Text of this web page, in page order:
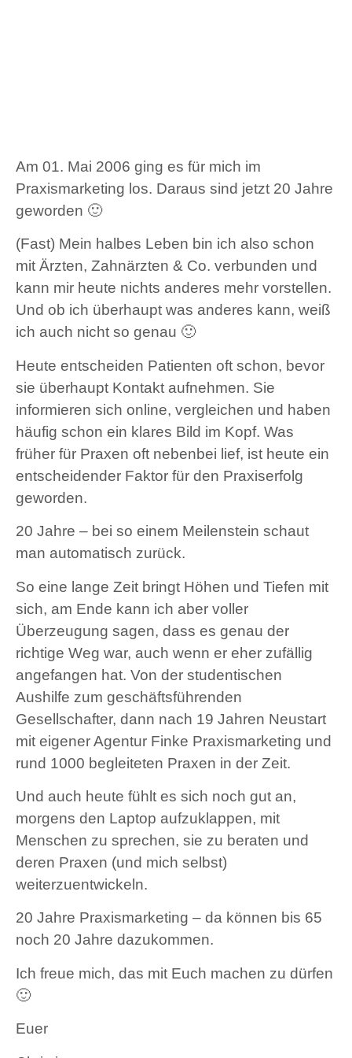
Am 01. Mai 2006 ging es für mich im
Praxismarketing los. Daraus sind jetzt 20 Jahre
geworden 🙂
(Fast) Mein halbes Leben bin ich also schon
mit Ärzten, Zahnärzten & Co. verbunden und
kann mir heute nichts anderes mehr vorstellen.
Und ob ich überhaupt was anderes kann, weiß
ich auch nicht so genau 🙂
Heute entscheiden Patienten oft schon, bevor
sie überhaupt Kontakt aufnehmen. Sie
informieren sich online, vergleichen und haben
häufig schon ein klares Bild im Kopf. Was
früher für Praxen oft nebenbei lief, ist heute ein
entscheidender Faktor für den Praxiserfolg
geworden.
20 Jahre – bei so einem Meilenstein schaut
man automatisch zurück.
So eine lange Zeit bringt Höhen und Tiefen mit
sich, am Ende kann ich aber voller
Überzeugung sagen, dass es genau der
richtige Weg war, auch wenn er eher zufällig
angefangen hat. Von der studentischen
Aushilfe zum geschäftsführenden
Gesellschafter, dann nach 19 Jahren Neustart
mit eigener Agentur Finke Praxismarketing und
rund 1000 begleiteten Praxen in der Zeit.
Und auch heute fühlt es sich noch gut an,
morgens den Laptop aufzuklappen, mit
Menschen zu sprechen, sie zu beraten und
deren Praxen (und mich selbst)
weiterzuentwickeln.
20 Jahre Praxismarketing – da können bis 65
noch 20 Jahre dazukommen.
Ich freue mich, das mit Euch machen zu dürfen
🙂
Euer